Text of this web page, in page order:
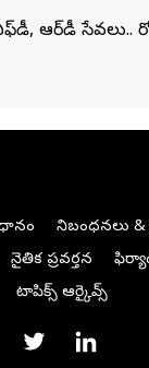
ఆర్‌డీ సేవలు..
నిబంధనలు &
నైతిక ప్రవర్తన
టాపిక్స్ ఆర్కైవ్స్